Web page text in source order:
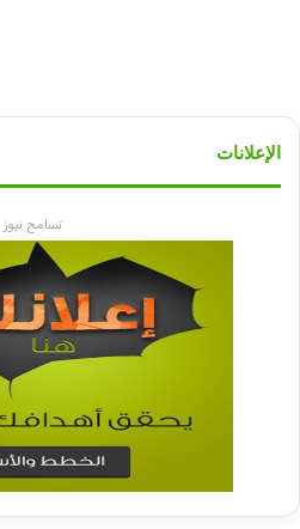
الإعلانات
تسامح نيوز